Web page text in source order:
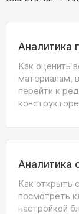
Аналитика
Как оценить
материалам,
перейти к
Аналитика
Как открыть
посмотреть
настройкой